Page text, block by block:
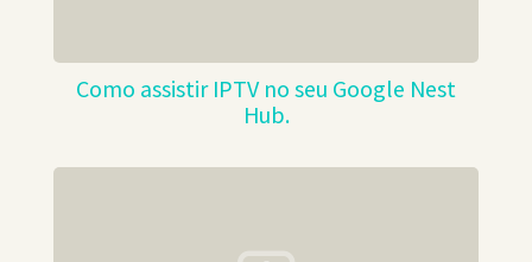
Como assistir IPTV no seu Google Nest
Hub.